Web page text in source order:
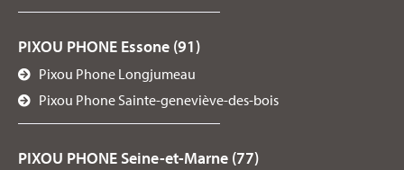
PIXOU PHONE Essone (91)
Pixou Phone Longjumeau
Pixou Phone Sainte-geneviève-des-bois
PIXOU PHONE Seine-et-Marne (77)